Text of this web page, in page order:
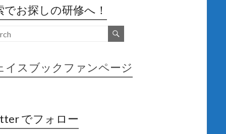
でお探しの研修へ！
イスブックファンページ
でフォロー